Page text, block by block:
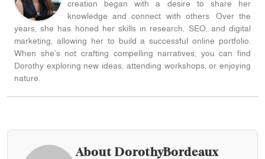
creation began with a desire to share her
knowledge and connect with others. Over the
years, she has honed her skills in research, SEO, and digital
marketing, allowing her to build a successful online portfolio.
When she’s not crafting compelling narratives, you can find
Dorothy exploring new ideas, attending workshops, or enjoying
nature.
About DorothyBordeaux